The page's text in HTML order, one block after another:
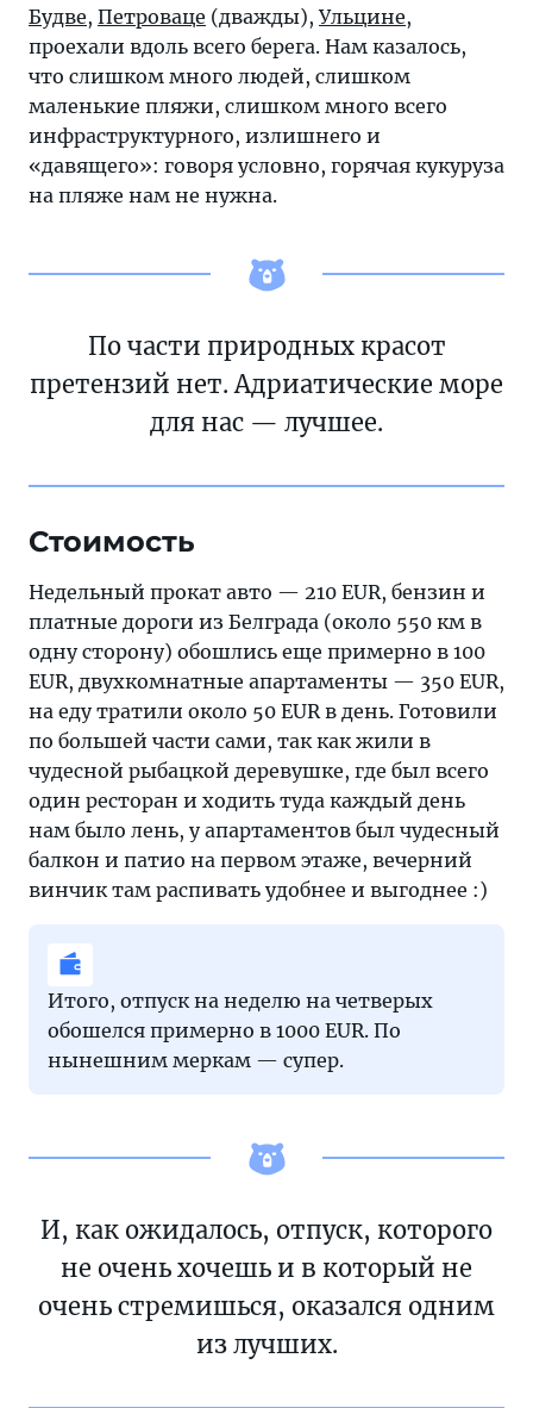
Будве, Петроваце (дважды), Ульцине,
проехали вдоль всего берега. Нам казалось,
что слишком много людей, слишком
маленькие пляжи, слишком много всего
инфраструктурного, излишнего и
«давящего»: говоря условно, горячая кукуруза
на пляже нам не нужна.
По части природных красот
претензий нет. Адриатические море
для нас — лучшее.
Стоимость
Недельный прокат авто — 210 EUR, бензин и
платные дороги из Белграда (около 550 км в
одну сторону) обошлись еще примерно в 100
EUR, двухкомнатные апартаменты — 350 EUR,
на еду тратили около 50 EUR в день. Готовили
по большей части сами, так как жили в
чудесной рыбацкой деревушке, где был всего
один ресторан и ходить туда каждый день
нам было лень, у апартаментов был чудесный
балкон и патио на первом этаже, вечерний
винчик там распивать удобнее и выгоднее :)
Итого, отпуск на неделю на четверых
обошелся примерно в 1000 EUR. По
нынешним меркам — супер.
И, как ожидалось, отпуск, которого
не очень хочешь и в который не
очень стремишься, оказался одним
из лучших.